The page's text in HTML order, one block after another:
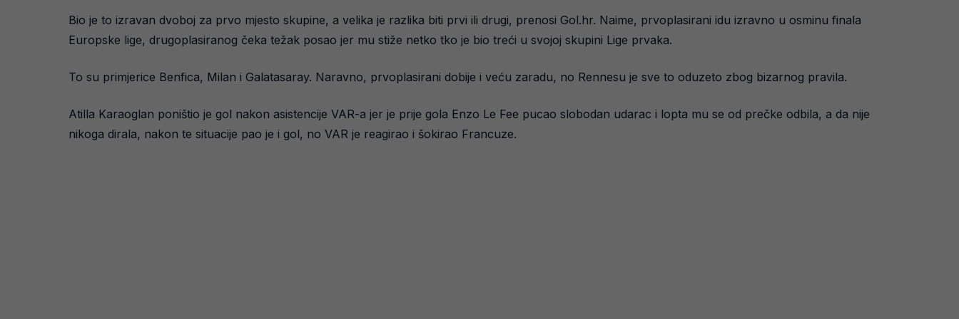
Bio je to izravan dvoboj za prvo mjesto skupine, a velika je razlika biti prvi ili drugi, prenosi Gol.hr. Naime, prvoplasirani idu izravno u osminu finala
Europske lige, drugoplasiranog čeka težak posao jer mu stiže netko tko je bio treći u svojoj skupini Lige prvaka.
To su primjerice Benfica, Milan i Galatasaray. Naravno, prvoplasirani dobije i veću zaradu, no Rennesu je sve to oduzeto zbog bizarnog pravila.
Atilla Karaoglan poništio je gol nakon asistencije VAR-a jer je prije gola Enzo Le Fee pucao slobodan udarac i lopta mu se od prečke odbila, a da nije
nikoga dirala, nakon te situacije pao je i gol, no VAR je reagirao i šokirao Francuze.